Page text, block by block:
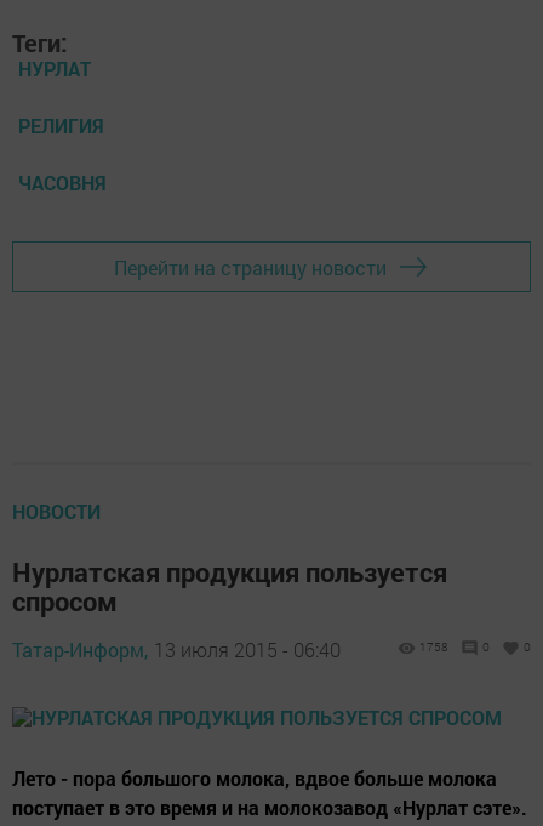
Теги:
НУРЛАТ
РЕЛИГИЯ
ЧАСОВНЯ
Перейти на страницу новости
НОВОСТИ
Нурлатская продукция пользуется
спросом
Татар-Информ, 13 июля 2015 - 06:40 1758 0 0
Лето - пора большого молока, вдвое больше молока
поступает в это время и на молокозавод «Нурлат сэте».